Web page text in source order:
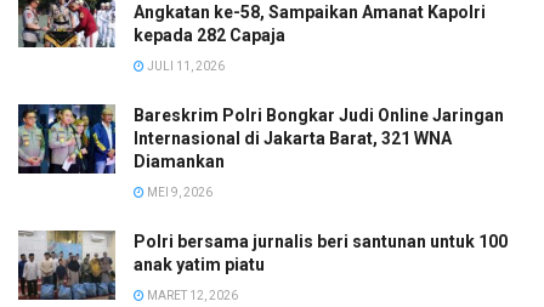
Angkatan ke-58, Sampaikan Amanat Kapolri
kepada 282 Capaja
JULI 11, 2026
Bareskrim Polri Bongkar Judi Online Jaringan
Internasional di Jakarta Barat, 321 WNA
Diamankan
MEI 9, 2026
Polri bersama jurnalis beri santunan untuk 100
anak yatim piatu
MARET 12, 2026